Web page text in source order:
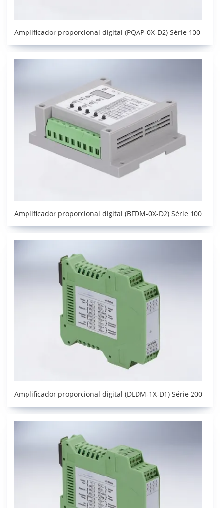
Amplificador proporcional digital (PQAP-0X-D2) Série 100
Amplificador proporcional digital (BFDM-0X-D2) Série 100
Amplificador proporcional digital (DLDM-1X-D1) Série 200